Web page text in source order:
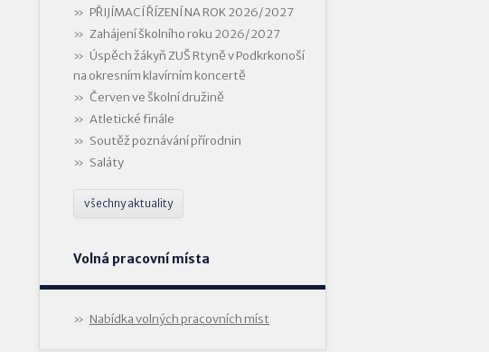
PŘIJÍMACÍ ŘÍZENÍ NA ROK 2026/2027
Zahájení školního roku 2026/2027
Úspěch žákyň ZUŠ Rtyně v Podkrkonoší
na okresním klavírním koncertě
Červen ve školní družině
Atletické finále
Soutěž poznávání přírodnin
Saláty
všechny aktuality
Volná pracovní místa
Nabídka volných pracovních míst